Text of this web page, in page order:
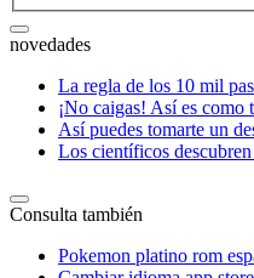
novedades
La regla de los 10 mil
¡No caigas! Así es como
Así puedes tomarte un
Los científicos
Consulta también
Pokemon platino rom